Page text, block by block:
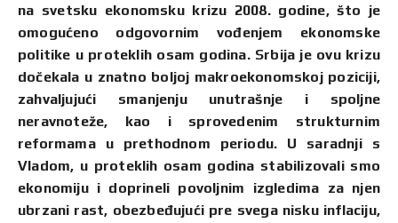
na svetsku ekonomsku krizu 2008. godine, što je
omogućeno odgovornim vođenjem ekonomske
politike u proteklih osam godina. Srbija je ovu krizu
dočekala u znatno boljoj makroekonomskoj poziciji,
zahvaljujući smanjenju unutrašnje i spoljne
neravnoteže, kao i sprovedenim strukturnim
reformama u prethodnom periodu. U saradnji s
Vladom, u proteklih osam godina stabilizovali smo
ekonomiju i doprineli povoljnim izgledima za njen
ubrzani rast, obezbeđujući pre svega nisku inflaciju,